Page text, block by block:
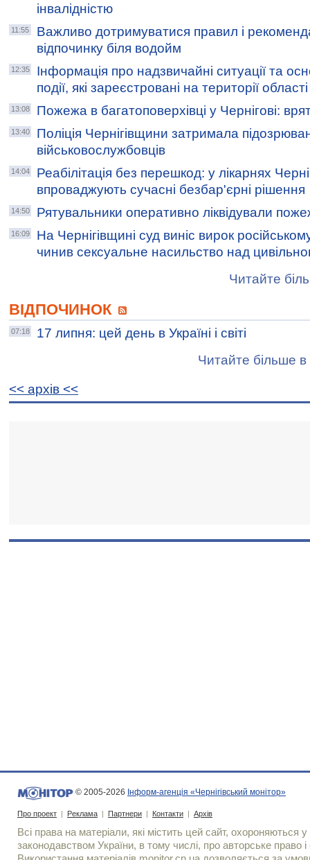
інвалідністю
11:55
Важливо дотримуватися правил і
відпочинку біля водойм
12:35
Інформація про надзвичайні ситуації та
події, які зареєстровані на території
13:08 Пожежа в багатоповерхівці у Чернігові:
13:40
Поліція Чернігівщини затримала
військовослужбовців
14:04
Реабілітація без перешкод: у лікарнях
впроваджують сучасні безбар'єрні рішення
14:50 Рятувальники оперативно ліквідували
16:09
На Чернігівщині суд виніс вирок
чинив сексуальне насильство над
Читайте
ВІДПОЧИНОК
07:18
17 липня: цей день в Україні і світі
Читайте більше в
<< архiв <<
© 2005-2026 Інформ-агенція «Чернігівський монітор»
Про проект | Реклама | Партнери | Контакти | Архів
Всі права на матеріали, які містить цей сайт, охороняються у
законодавством України, в тому числі, про авторське право і